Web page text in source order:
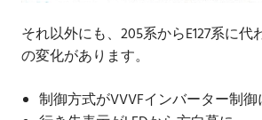
それ以外にも、205系からE127系に
の変化があります。
制御方式がVVVFインバーター制御